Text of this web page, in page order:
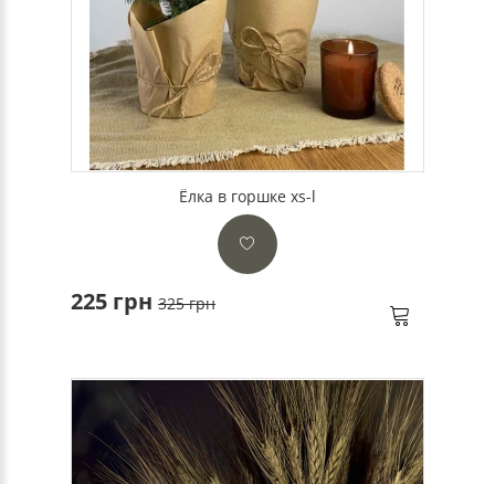
Ёлка в горшке xs-l
225 грн 325 грн